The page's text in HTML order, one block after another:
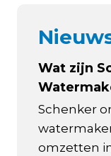
Wat zijn
Schenker
omzetten